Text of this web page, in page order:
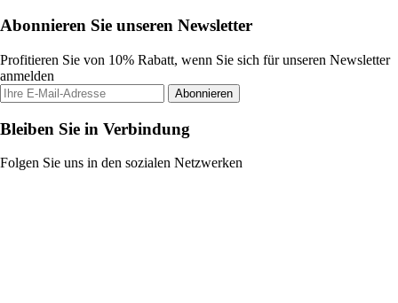
Abonnieren Sie unseren Newsletter
Profitieren Sie von 10% Rabatt, wenn Sie sich für unseren Newsletter
anmelden
Abonnieren
Bleiben Sie in Verbindung
Folgen Sie uns in den sozialen Netzwerken